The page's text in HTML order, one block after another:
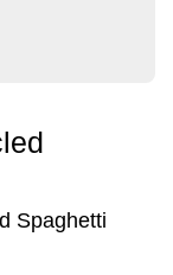
Spaghetti